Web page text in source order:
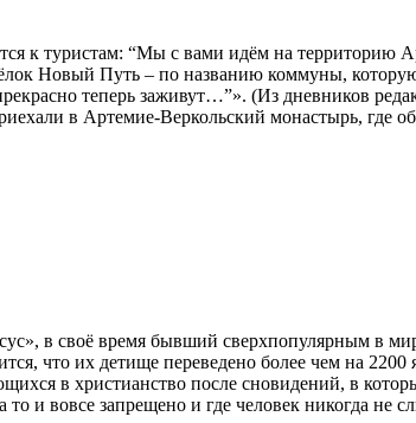
к туристам: “Мы с вами идём на территорию
Новый Путь – по названию коммуны,
теперь заживут…”». (Из дневников
в Артемие-Веркольский монастырь, где
в своё время бывший сверхпопулярным в
что их детище переведено более чем на
в христианство после сновидений, в
то и вовсе запрещено и где человек никогда не